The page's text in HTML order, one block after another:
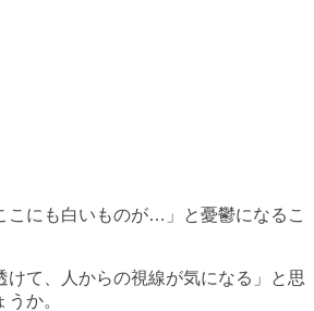
こにも白いものが…」と憂鬱になるこ
けて、人からの視線が気になる」と思
か。